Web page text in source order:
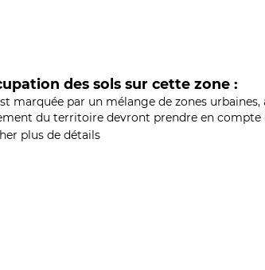
des sols sur cette zone :
marquée par un mélange de zones
du territoire devront prendre en compte
plus de détails